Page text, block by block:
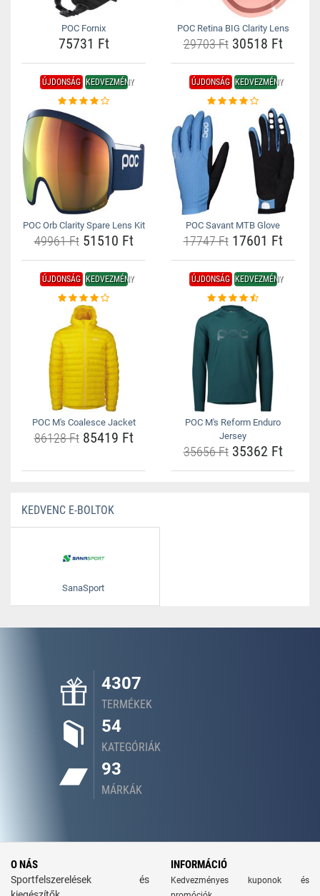
POC Fornix
75731 Ft
POC Retina BIG Clarity Lens
29703 Ft30518 Ft
ÚJDONSÁG KEDVEZMÉNY
POC Orb Clarity Spare Lens Kit
49961 Ft51510 Ft
ÚJDONSÁG KEDVEZMÉNY
POC Savant MTB Glove
17747 Ft17601 Ft
ÚJDONSÁG KEDVEZMÉNY
POC M's Coalesce Jacket
86128 Ft85419 Ft
ÚJDONSÁG KEDVEZMÉNY
POC M's Reform Enduro
Jersey
35656 Ft35362 Ft
KEDVENC E-BOLTOK
SanaSport
4307
TERMÉKEK
54
KATEGÓRIÁK
93
MÁRKÁK
O NÁS
Sportfelszerelések és
INFORMÁCIÓ
Kedvezményes kuponok és